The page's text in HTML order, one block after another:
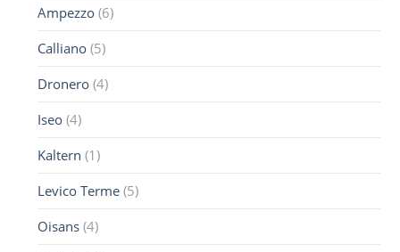
Ampezzo (6)
Calliano (5)
Dronero (4)
Iseo (4)
Kaltern (1)
Levico Terme (5)
Oisans (4)